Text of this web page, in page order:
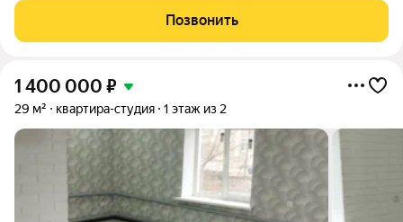
Комната находится в апарт - комплексе. Комплекс
представляет собой 4-
Позвонить
1 400 000 ₽
29 м² квартира-студия 1 этаж из 2